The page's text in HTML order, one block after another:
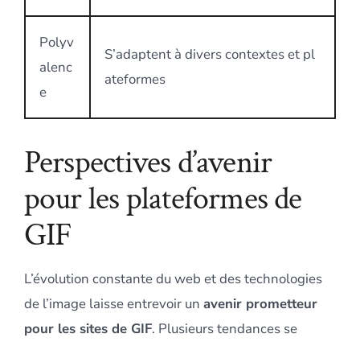
Polyv
alenc
e
S’adaptent à divers contextes et pl
ateformes
Perspectives d’avenir
pour les plateformes de
GIF
L’évolution constante du web et des technologies
de l’image laisse entrevoir un avenir prometteur
pour les sites de GIF. Plusieurs tendances se